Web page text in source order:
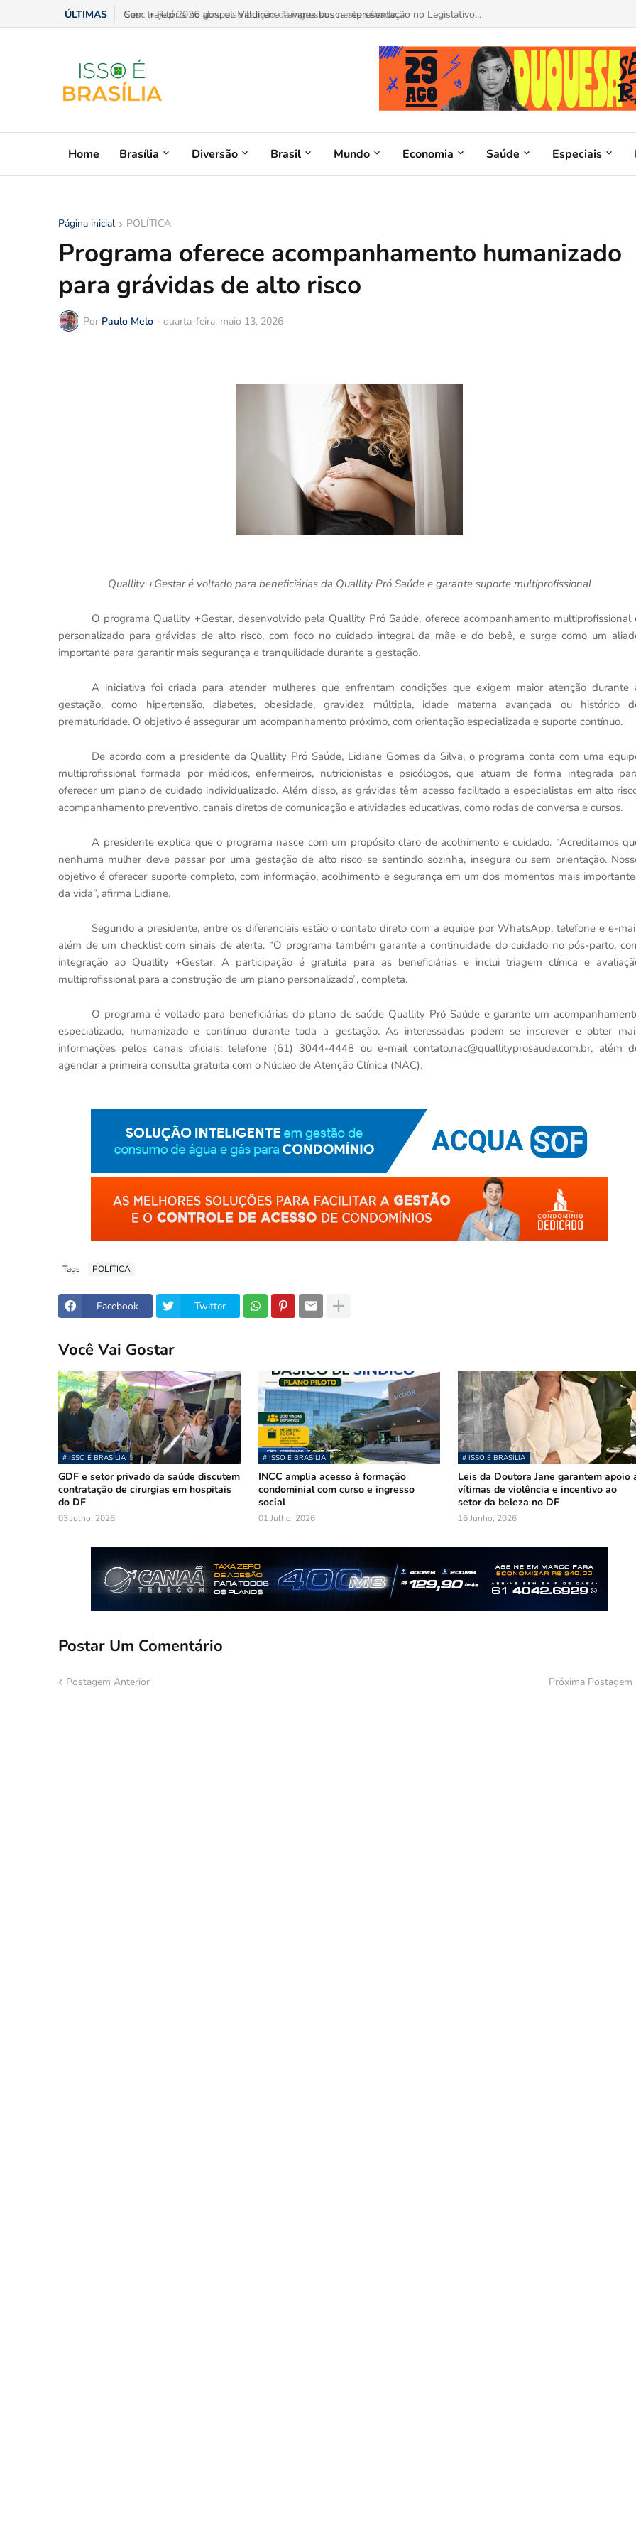
ÚLTIMAS Sesc + Rap 2026 abre distribuição de ingressos neste sábado...
Home Brasília Diversão Brasil Mundo Economia Saúde Especiais
Página inicial POLÍTICA
Programa oferece acompanhamento humanizado
para grávidas de alto risco
Por Paulo Melo - quarta-feira, maio 13, 2026
Quallity +Gestar é voltado para beneficiárias da Quallity Pró Saúde e garante suporte multiprofissional
O programa Quallity +Gestar, desenvolvido pela Quallity Pró Saúde, oferece acompanhamento multiprofissional
personalizado para grávidas de alto risco, com foco no cuidado integral da mãe e do bebê, e surge como um
importante para garantir mais segurança e tranquilidade durante a gestação.
A iniciativa foi criada para atender mulheres que enfrentam condições que exigem maior atenção durante
gestação, como hipertensão, diabetes, obesidade, gravidez múltipla, idade materna avançada ou histórico
prematuridade. O objetivo é assegurar um acompanhamento próximo, com orientação especializada e suporte contínuo.
De acordo com a presidente da Quallity Pró Saúde, Lidiane Gomes da Silva, o programa conta com uma
multiprofissional formada por médicos, enfermeiros, nutricionistas e psicólogos, que atuam de forma integrada
oferecer um plano de cuidado individualizado. Além disso, as grávidas têm acesso facilitado a especialistas em alto
acompanhamento preventivo, canais diretos de comunicação e atividades educativas, como rodas de conversa e cursos.
A presidente explica que o programa nasce com um propósito claro de acolhimento e cuidado. “Acreditamos
nenhuma mulher deve passar por uma gestação de alto risco se sentindo sozinha, insegura ou sem orientação.
objetivo é oferecer suporte completo, com informação, acolhimento e segurança em um dos momentos mais
da vida”, afirma Lidiane.
Segundo a presidente, entre os diferenciais estão o contato direto com a equipe por WhatsApp, telefone e e-
além de um checklist com sinais de alerta. “O programa também garante a continuidade do cuidado no pós-parto,
integração ao Quallity +Gestar. A participação é gratuita para as beneficiárias e inclui triagem clínica e
multiprofissional para a construção de um plano personalizado”, completa.
O programa é voltado para beneficiárias do plano de saúde Quallity Pró Saúde e garante um
especializado, humanizado e contínuo durante toda a gestação. As interessadas podem se inscrever e obter
informações pelos canais oficiais: telefone (61) 3044-4448 ou e-mail contato.nac@quallityprosaude.com.br, além
agendar a primeira consulta gratuita com o Núcleo de Atenção Clínica (NAC).
Tags POLÍTICA
Facebook Twitter
Você Vai Gostar
# ISSO É BRASÍLIA
GDF e setor privado da saúde discutem
contratação de cirurgias em hospitais
do DF
03 Julho, 2026
# ISSO É BRASÍLIA
INCC amplia acesso à formação
condominial com curso e ingresso
social
01 Julho, 2026
# ISSO É BRASÍLIA
Leis da Doutora Jane garantem apoio
vítimas de violência e incentivo ao
setor da beleza no DF
16 Junho, 2026
Postar Um Comentário
Postagem Anterior Próxima Postagem